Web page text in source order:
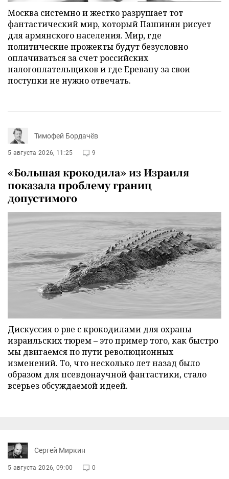
Москва системно и жестко разрушает тот
фантастический мир, который Пашинян рисует
для армянского населения. Мир, где
политические прожекты будут безусловно
оплачиваться за счет российских
налогоплательщиков и где Еревану за свои
поступки не нужно отвечать.
Тимофей Бордачёв
5 августа 2026, 11:25 9
«Большая крокодила» из Израиля
показала проблему границ
допустимого
Дискуссия о рве с крокодилами для охраны
израильских тюрем – это пример того, как быстро
мы двигаемся по пути революционных
изменений. То, что несколько лет назад было
образом для псевдонаучной фантастики, стало
всерьез обсуждаемой идеей.
Сергей Миркин
5 августа 2026, 09:00 0